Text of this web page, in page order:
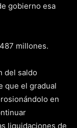
gobierno esa
millones.
del saldo
que el gradual
en
liquidaciones de